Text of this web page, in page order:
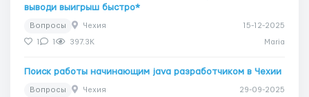
выводи выигрыш быстро*
Вопросы Чехия 15-12-2025
1 1 397.3K Maria
Поиск работы начинающим java разработчиком в Чехии
Вопросы Чехия 29-09-2025